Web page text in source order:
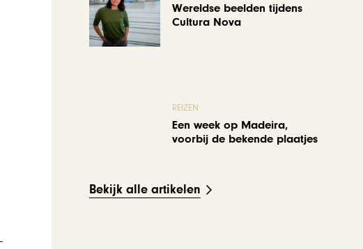
Wereldse beelden tijdens
Cultura Nova
REIZEN
Een week op Madeira,
voorbij de bekende plaatjes
Bekijk alle artikelen